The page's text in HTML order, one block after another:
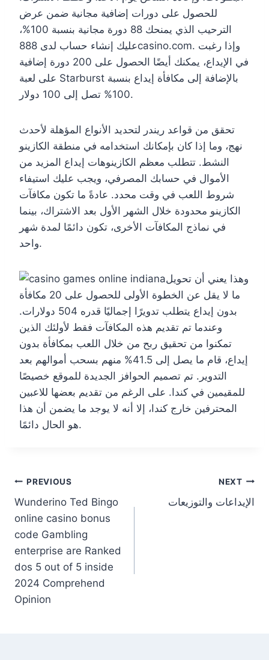
للحصول على دورات إضافية مجانية ضمن عرض
الترحيب الذي يمنحك 88 دورة مجانية بنسبة 100%،
عليك إنشاء حساب لدى 888casino.com. وإذا رغبت
في الإيداع، يمكنك أيضًا الحصول على 200 دورة إضافية
على لعبة Starburst بالإضافة إلى مكافأة إيداع بنسبة
100% تصل إلى 100 دولار.
تحقق من قواعد ريندر لتحديد الأنواع المؤهلة لأحدث
نهج، وما إذا كان بإمكانك استخدامه في منطقة الكازينو
النشط. تتطلب معظم الكازينوهات إيداع المزيد من
الأموال في حسابك المصرفي، ويجب عليك استيفاء
شروط اللعب في وقت محدد. عادةً ما تكون مكافآت
الكازينو محدودة خلال الشهر الأول بعد الاشتراك، بينما
في نماذج المكافآت الأخرى، تكون دائمًا لمدة شهر
واحد.
وهذا يعني أن تحويل
ما لا يقل عن الخطوة الأولى للحصول على 20 مكافأة
بدون إيداع يتطلب تدويرًا إجماليًا قدره 504 دولارات.
وعندما تم تقديم هذه المكافآت فقط لأولئك الذين
تمكنوا من تحقيق ربح من خلال اللعب بمكافأة بدون
إيداع، قام ما يصل إلى 41.5% منهم بسحب أموالهم بعد
التدوير. تم تصميم الحوافز الجديدة للموقع خصيصًا
للمقيمين في كندا. على الرغم من تقديم بعضها للاعبين
المحترفين خارج كندا، إلا أنه لا يوجد ما يضمن أن هذا
هو الحال دائمًا.
Post
navigation
PREVIOUS
Wunderino Ted Bingo
online casino bonus
code Gambling
enterprise are Ranked
dos 5 out of 5 inside
2024 Comprehend
Opinion
NEXT
الإيداعات والتوزيعات